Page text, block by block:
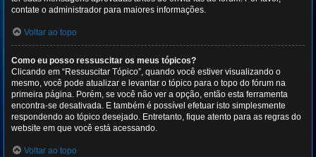
contate o administrador para maiores informações.
Voltar ao topo
Como eu posso ressuscitar os meus tópicos?
Clicando em “Ressuscitar Tópico”, quando você estiver visualizando o
mesmo, você pode atualizar e levantar o tópico para o topo do fórum na
primeira página. Porém, se você não ver a opção, então esta ferramenta
encontra-se desativada. E também é possível efetuar isto simplesmente
respondendo ao tópico desejado. Entretanto, fique atento para as regras do
website em que você está acessando.
Voltar ao topo